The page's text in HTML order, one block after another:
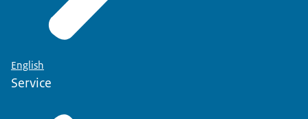
English
Service